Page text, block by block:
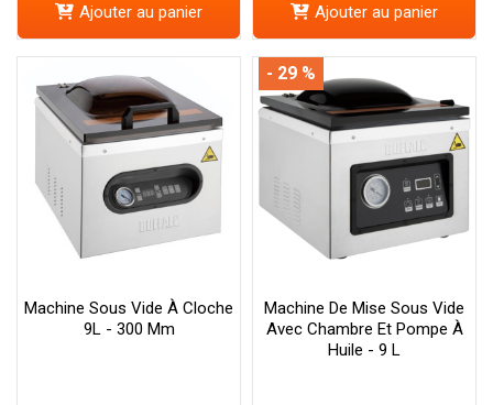
Ajouter au panier Ajouter au panier
Machine Sous Vide À Cloche
9L - 300 Mm
Machine De Mise Sous Vide
Avec Chambre Et Pompe À
Huile - 9 L
- 29 %